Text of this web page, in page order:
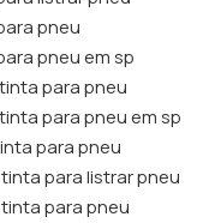
pneu
pneu em sp
para pneu
para pneu em sp
para pneu
para listrar pneu
para pneu